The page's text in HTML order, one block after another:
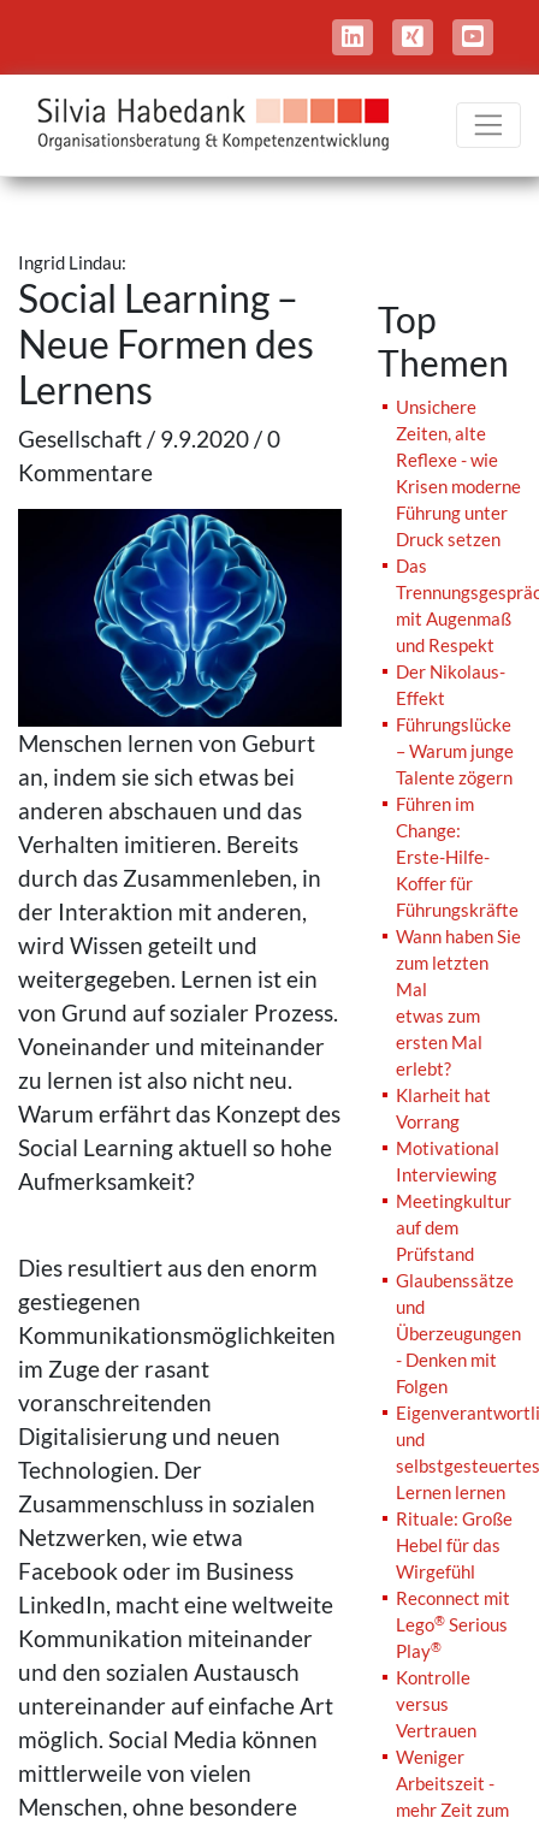
Ingrid Lindau:
Social Learning –
Neue Formen des
Lernens
Gesellschaft / 9.9.2020 / 0
Kommentare
Menschen lernen von Geburt
an, indem sie sich etwas bei
anderen abschauen und das
Verhalten imitieren. Bereits
durch das Zusammenleben, in
der Interaktion mit anderen,
wird Wissen geteilt und
weitergegeben. Lernen ist ein
von Grund auf sozialer Prozess.
Voneinander und miteinander
zu lernen ist also nicht neu.
Warum erfährt das Konzept des
Social Learning aktuell so hohe
Aufmerksamkeit?
Dies resultiert aus den enorm
gestiegenen
Kommunikationsmöglichkeiten
im Zuge der rasant
voranschreitenden
Digitalisierung und neuen
Technologien. Der
Zusammenschluss in sozialen
Netzwerken, wie etwa
Facebook oder im Business
LinkedIn, macht eine weltweite
Kommunikation miteinander
und den sozialen Austausch
untereinander auf einfache Art
möglich. Social Media können
mittlerweile von vielen
Menschen, ohne besondere
Top
Themen
Unsichere
Zeiten, alte
Reflexe - wie
Krisen moderne
Führung unter
Druck setzen
Das
mit Augenmaß
und Respekt
Der Nikolaus-
Effekt
Führungslücke
– Warum junge
Talente zögern
Führen im
Change:
Erste-Hilfe-
Koffer für
Führungskräfte
Wann haben Sie
zum letzten
Mal
etwas zum
ersten Mal
erlebt?
Klarheit hat
Vorrang
Motivational
Interviewing
Meetingkultur
auf dem
Prüfstand
Glaubenssätze
und
Überzeugungen
- Denken mit
Folgen
und
selbstgesteuertes
Lernen lernen
Rituale: Große
Hebel für das
Wirgefühl
Reconnect mit
Lego®Serious
Play®
Kontrolle
versus
Vertrauen
Weniger
Arbeitszeit -
mehr Zeit zum